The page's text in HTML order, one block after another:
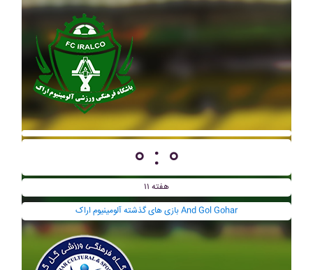
۰ : ۰
هفته ۱۱
بازی های گذشته آلومينيوم اراک And Gol Gohar